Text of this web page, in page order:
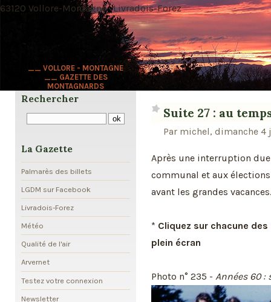
__ VOLLORE - MONTAGNE
__ GAZETTE DES
MONTAGNARDS
63120 Vollore-Montagne · Livradois-Forez
Suite 27 : au
Par michel, dimanche
Après une interruption
communal et aux
avant les grandes vacances.
* Cliquez sur chacune
plein écran
Photo n° 235 - Années 60 :
Rechercher
La Gazette
Palmarès des billets
LGDM sur Facebook
Livradois-Forez
Météo
Qualité de l'air
Arvernet
Testez votre connexion
Newsletter